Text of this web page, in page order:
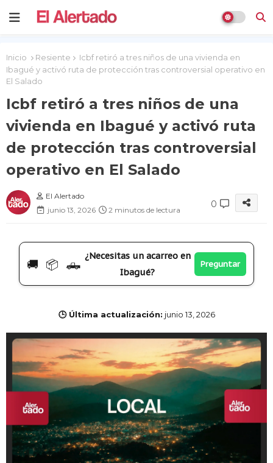
Inicio Resiente
Icbf retiró a tres niños de una vivienda en
Ibagué y activó ruta de protección tras controversial operativo en
El Salado
Icbf retiró a tres niños de una
vivienda en Ibagué y activó ruta
de protección tras controversial
operativo en El Salado
El Alertado
junio 13, 2026
2 minutos de lectura
0
🚚 📦 🛻
¿Necesitas un acarreo en
Ibagué?
Preguntar
🕒 Última actualización: junio 13, 2026